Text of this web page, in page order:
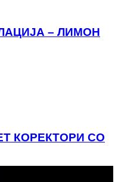
– ЛИМОН
КОРЕКТОРИ СО